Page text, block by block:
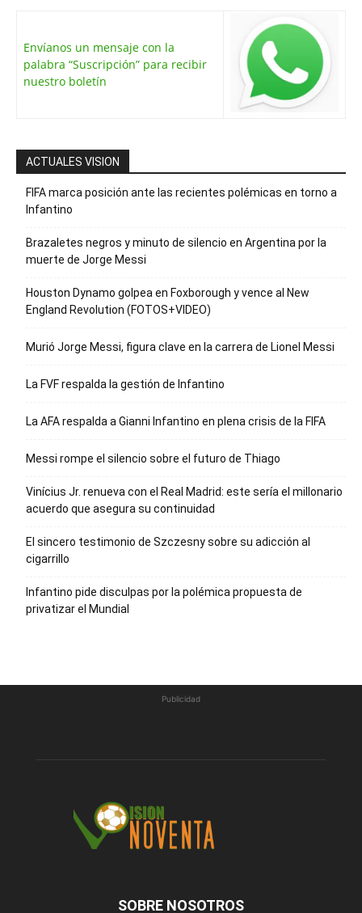
Envíanos un mensaje con la
palabra “Suscripción” para recibir
nuestro boletín
ACTUALES VISION
FIFA marca posición ante las recientes polémicas en torno a
Infantino
Brazaletes negros y minuto de silencio en Argentina por la
muerte de Jorge Messi
Houston Dynamo golpea en Foxborough y vence al New
England Revolution (FOTOS+VIDEO)
Murió Jorge Messi, figura clave en la carrera de Lionel Messi
La FVF respalda la gestión de Infantino
La AFA respalda a Gianni Infantino en plena crisis de la FIFA
Messi rompe el silencio sobre el futuro de Thiago
Vinícius Jr. renueva con el Real Madrid: este sería el millonario
acuerdo que asegura su continuidad
El sincero testimonio de Szczesny sobre su adicción al
cigarrillo
Infantino pide disculpas por la polémica propuesta de
privatizar el Mundial
Publicidad
SOBRE NOSOTROS